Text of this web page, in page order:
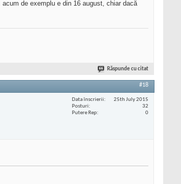
de exemplu e din 16 august, chiar dacă
Răspunde cu citat
#18
Data înscrierii
25th July 2015
Posturi
32
Putere Rep
0